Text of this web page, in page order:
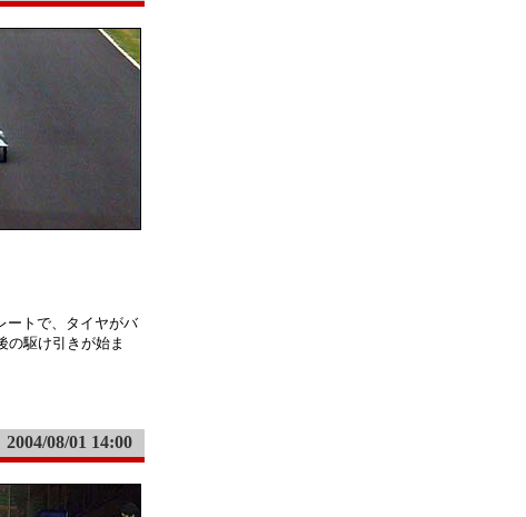
ートで、タイヤがバ
の駆け引きが始ま
2004/08/01 14:00